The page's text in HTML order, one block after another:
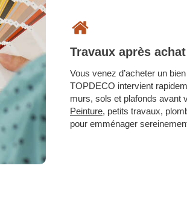
Travaux après
Vous venez d’acheter un
TOPDECO intervient
murs, sols et plafonds avant
Peinture, petits travaux,
pour emménager